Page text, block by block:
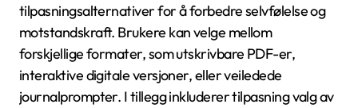
tilpasningsalternativer for å forbedre selvfølelse og
motstandskraft. Brukere kan velge mellom
forskjellige formater, som utskrivbare PDF-er,
interaktive digitale versjoner, eller veiledede
journalprompter. I tillegg inkluderer tilpasning valg av